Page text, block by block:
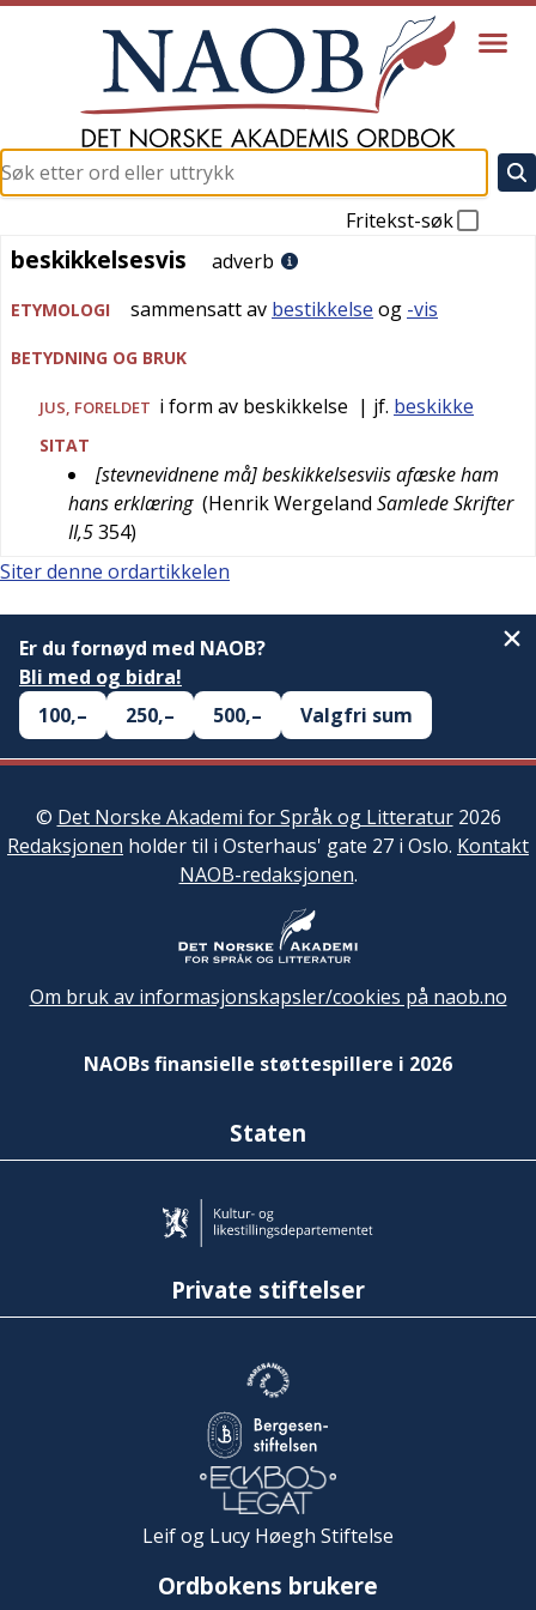
Fritekst-søk
beskikkelsesvis
beskikkelsesvis adverb
ETYMOLOGI sammensatt av bestikkelse og -vis
BETYDNING OG BRUK
JUS, FORELDET i form av beskikkelse | jf. beskikke
SITAT
[stevnevidnene må] beskikkelsesviis afæske ham
hans erklæring (Henrik Wergeland Samlede Skrifter
II,5354)
Siter denne ordartikkelen
Er du fornøyd med NAOB?
Bli med og bidra!
100,–
250,– 500,– Valgfri sum
© Det Norske Akademi for Språk og Litteratur2026
Redaksjonen holder til i Osterhaus' gate 27 i Oslo. Kontakt
NAOB-redaksjonen.
Om bruk av informasjonskapsler/cookies på naob.no
NAOBs finansielle støttespillere i 2026
Staten
Private stiftelser
Leif og Lucy Høegh Stiftelse
Ordbokens brukere